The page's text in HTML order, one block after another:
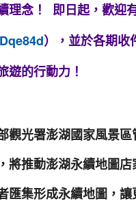
理念！ 即日起，歡迎
），並於各期收
遊的行動力！
觀光署澎湖國家風景
將推動澎湖永續地圖
匯集形成永續地圖，